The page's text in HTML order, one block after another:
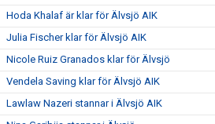
Hoda Khalaf är klar för Älvsjö AIK
Julia Fischer klar för Älvsjö AIK
Nicole Ruiz Granados klar för Älvsjö
Vendela Saving klar för Älvsjö AIK
Lawlaw Nazeri stannar i Älvsjö AIK